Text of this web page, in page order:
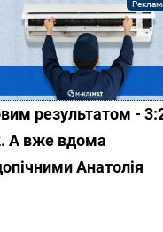
результатом -
А вже вдома
Анатолія